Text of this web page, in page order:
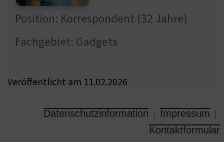
Position: Korrespondent (32 Jahre)
Fachgebiet: Gadgets
Veröffentlicht am 11.02.2026
Datenschutzinformation ¦ Impressum ¦
Kontaktformular